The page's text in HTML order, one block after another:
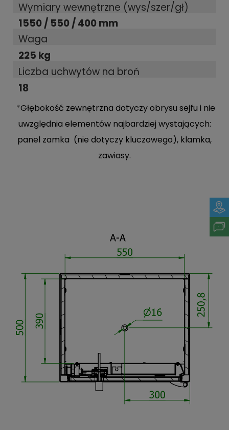
Wymiary wewnętrzne (wys/szer/gł)
1550 / 550 / 400 mm
Waga
225 kg
Liczba uchwytów na broń
18
*Głębokość zewnętrzna dotyczy obrysu sejfu i nie
uwzględnia elementów najbardziej wystających:
panel zamka (nie dotyczy kluczowego), klamka,
zawiasy.